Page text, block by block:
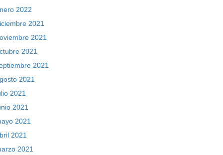
2022
2021
2021
2021
2021
2021
2021
2021
2021
2021
2021